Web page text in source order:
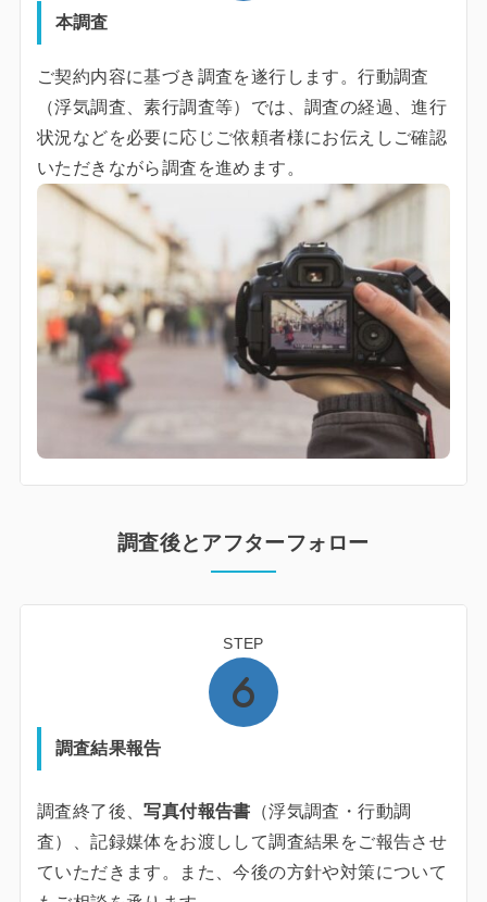
本調査
ご契約内容に基づき調査を遂行します。行動調査
（浮気調査、素行調査等）では、調査の経過、進行
状況などを必要に応じご依頼者様にお伝えしご確認
いただきながら調査を進めます。
調査後とアフターフォロー
STEP
調査結果報告
調査終了後、写真付報告書 （浮気調査・行動調
査）、記録媒体をお渡しして調査結果をご報告させ
ていただきます。また、今後の方針や対策について